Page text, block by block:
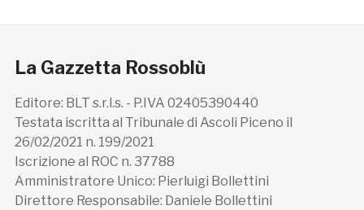
La Gazzetta Rossoblù
Editore: BLT s.r.l.s. - P.IVA 02405390440
Testata iscritta al Tribunale di Ascoli Piceno il
26/02/2021 n. 199/2021
Iscrizione al ROC n. 37788
Amministratore Unico: Pierluigi Bollettini
Direttore Responsabile: Daniele Bollettini